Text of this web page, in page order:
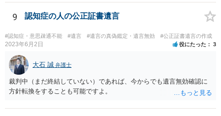
選任を希望する旨意見で記載すると良いと思われます。 もちろん専門
職後見人ですから、伯父さんの負担で毎月３万３０００円ないし５万
５０００円の後見人報酬がつきますが、叔母さんが信用できないとい
うことであれば、少ない負担であると思われます。
9 認知症の人の公正証書遺言
#認知症・意思疎通不能 #遺言 #遺言の真偽鑑定・遺言無効 #公正証書遺言の作成
2023年6月2日 役にたった 3
大石 誠 弁護士
裁判中（まだ終結していない）であれば、今からでも遺言無効確認に
方針転換をすることも可能ですよ。